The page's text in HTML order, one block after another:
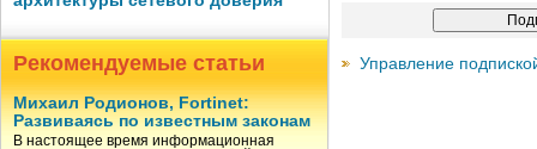
Рекомендуемые статьи
Михаил Родионов, Fortinet:
Развиваясь по известным законам
В настоящее время информационная
Управление